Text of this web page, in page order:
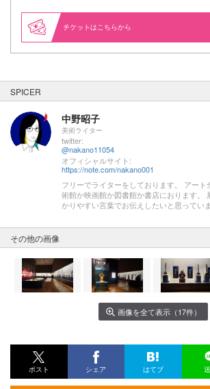
はこちらから
SPICER
中野昭子
美術ライター
twitter:
@nakano11054
オフィシャルサイト:
https://note.com/nakano001
フリーでライターをしております。 アート
術館か映画館か図書館か書店におります。
かりやすい言葉でお伝えしたいと思っていま
その他の画像
画像を全て表示（17件）
ポスト シェア はてブ